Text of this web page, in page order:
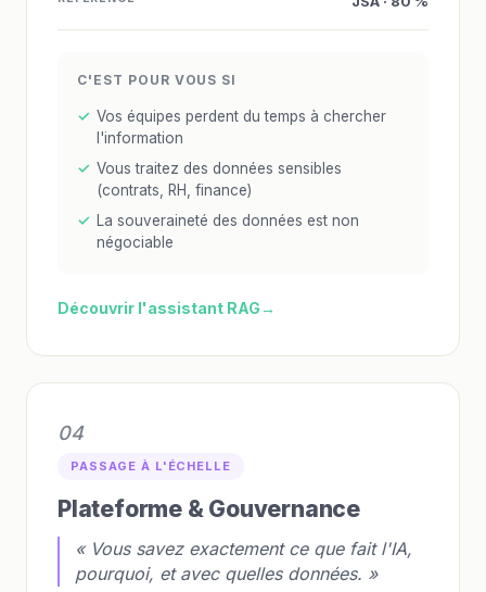
C'EST POUR VOUS SI
Vos équipes perdent du temps à chercher
l'information
Vous traitez des données sensibles
(contrats, RH, finance)
La souveraineté des données est non
négociable
Découvrir l'assistant RAG
04
PASSAGE À L'ÉCHELLE
Plateforme & Gouvernance
« Vous savez exactement ce que fait l'IA,
pourquoi, et avec quelles données. »